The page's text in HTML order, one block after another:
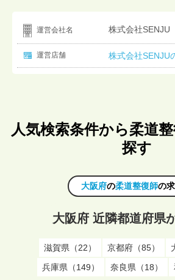
運営会社名 株式会社SENJU
運営店舗 株式会社SENJU
人気検索条件から柔道
探す
大阪府の柔道整復師の
大阪府 近隣都道府県
滋賀県（22） 京都府（85）
兵庫県（149）
奈良県（18）